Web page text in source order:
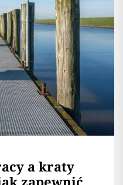
a kraty
zapewnić